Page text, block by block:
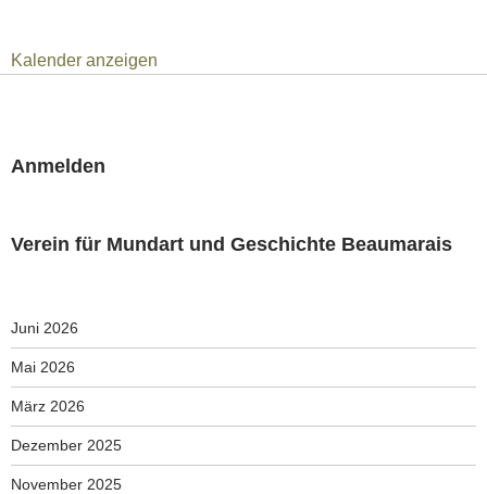
Kalender anzeigen
Anmelden
Verein für Mundart und Geschichte Beaumarais
Juni 2026
Mai 2026
März 2026
Dezember 2025
November 2025